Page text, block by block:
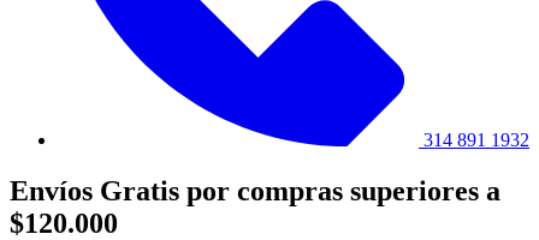
314 891 1932
Envíos Gratis por compras superiores a
$120.000